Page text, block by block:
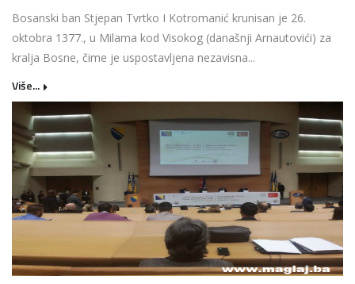
Bosanski ban Stjepan Tvrtko I Kotromanić krunisan je 26.
oktobra 1377., u Milama kod Visokog (današnji Arnautovići) za
kralja Bosne, čime je uspostavljena nezavisna...
Više...